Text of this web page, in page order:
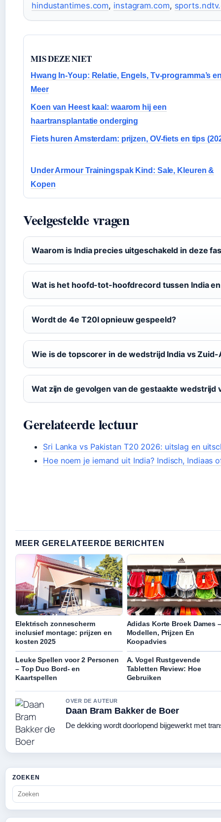
hindustantimes.com, instagram.com,
MIS DEZE NIET
Hwang In-Youp: Relatie, Engels, Tv-programma’s
Meer
Koen van Heest kaal: waarom hij een
haartransplantatie onderging
Fiets huren Amsterdam: prijzen, OV-fiets en tips
Under Armour Trainingspak Kind: Sale, Kleuren &
Kopen
Veelgestelde vragen
Waarom is India precies uitgeschakeld in deze
Wat is het hoofd-tot-hoofdrecord tussen India
Wordt de 4e T20I opnieuw gespeeld?
Wie is de topscorer in de wedstrijd India vs Zuid-
Wat zijn de gevolgen van de gestaakte wedstrijd
Gerelateerde lectuur
Sri Lanka vs Pakistan T20 2026: uitslag en
Hoe noem je iemand uit India? Indisch, Indiaas
MEER GERELATEERDE BERICHTEN
Elektrisch zonnescherm
inclusief montage: prijzen en
kosten 2025
Adidas Korte Broek Dames –
Modellen, Prijzen En
Koopadvies
Leuke Spellen voor 2 Personen
– Top Duo Bord- en
Kaartspellen
A. Vogel Rustgevende
Tabletten Review: Hoe
Gebruiken
OVER DE AUTEUR
Daan Bram Bakker de Boer
De dekking wordt doorlopend bijgewerkt met
ZOEKEN